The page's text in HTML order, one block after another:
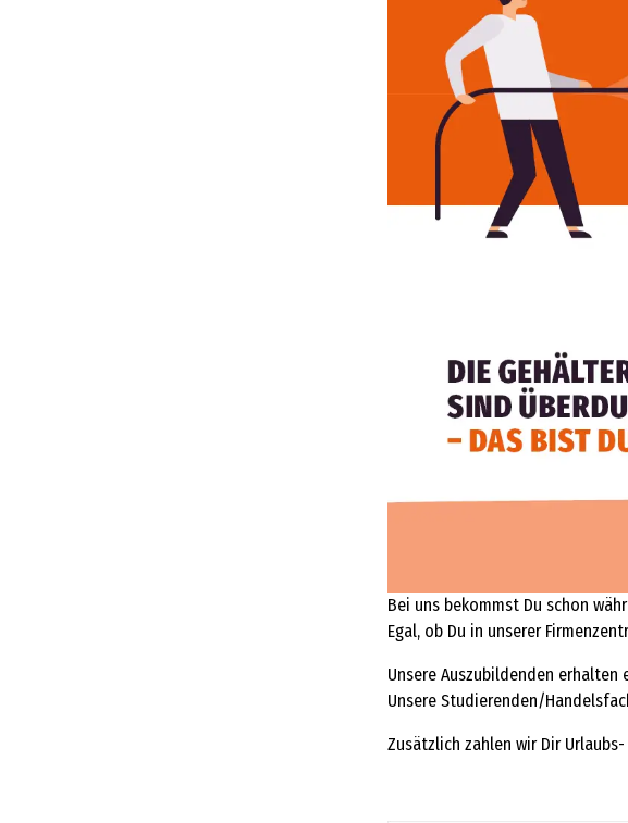
Bei uns bekommst Du schon
Egal, ob Du in unserer
Unsere Auszubildenden erhalten
Unsere Studierenden/
Zusätzlich zahlen wir Dir